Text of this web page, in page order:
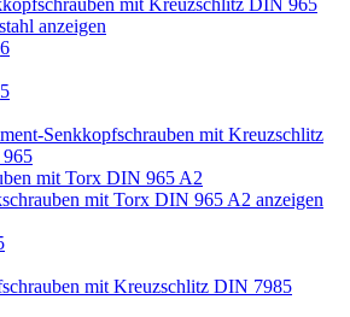
anzeigen
Senkkopfschrauben mit Kreuzschlitz
mit Torx DIN 965 A2
mit Torx DIN 965 A2 anzeigen
mit Kreuzschlitz DIN 7985